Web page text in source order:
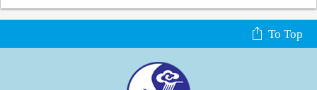
To Top